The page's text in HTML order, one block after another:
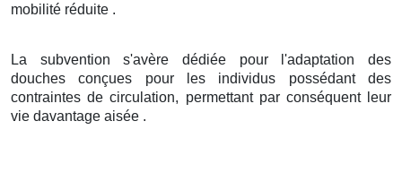
mobilité réduite .
La subvention s'avère dédiée pour l'adaptation des
douches conçues pour les individus possédant des
contraintes de circulation, permettant par conséquent leur
vie davantage aisée .